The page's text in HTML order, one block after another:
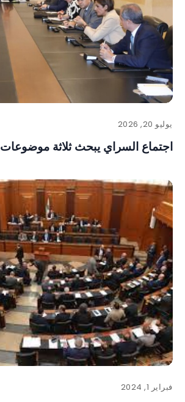
يوليو 20, 2026
اجتماع السراي يبحث ثلاثة موضوعات
فبراير 1, 2024